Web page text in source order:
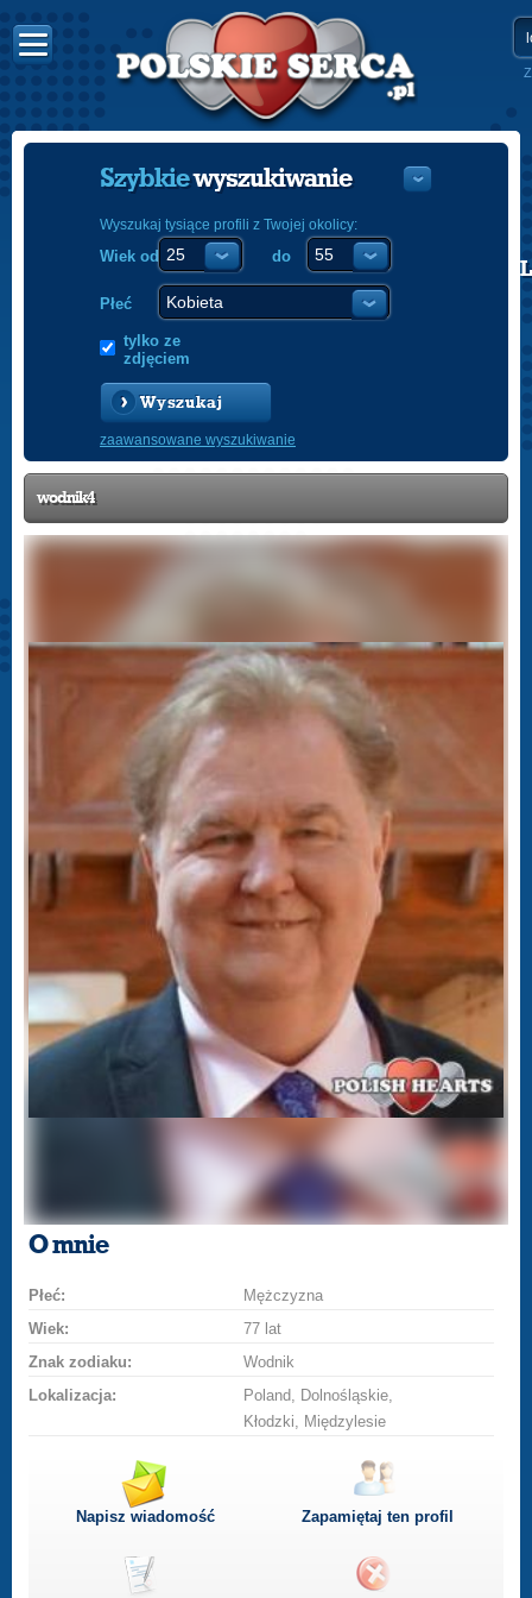
POLISH
Szybkiewyszukiwanie
Wyszukaj tysiące profili z Twojej okolicy:
Wiek od do
Płeć
tylko ze
zdjęciem
Wyszukaj
zaawansowane wyszukiwanie
wodnik4
O mnie
Płeć:
Mężczyzna
Wiek:
77 lat
Znak zodiaku:
Wodnik
Lokalizacja:
Poland, Dolnośląskie,
Kłodzki, Międzylesie
Napisz wiadomość Zapamiętaj ten profil